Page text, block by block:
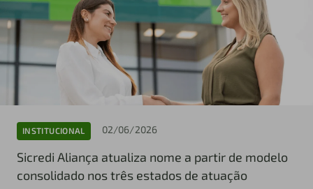
INSTITUCIONAL 02/06/2026
Sicredi Aliança atualiza nome a partir de modelo
consolidado nos três estados de atuação